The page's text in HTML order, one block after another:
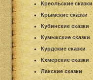
Креольские сказки
Крымские сказки
Кубинские сказки
Кумыкские сказки
Курдские сказки
Кхмерские сказки
Лакские сказки